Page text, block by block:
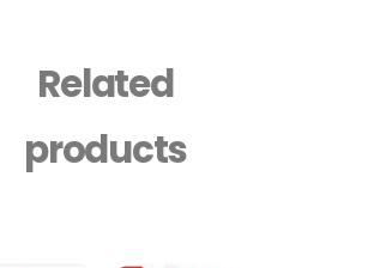
Related
products